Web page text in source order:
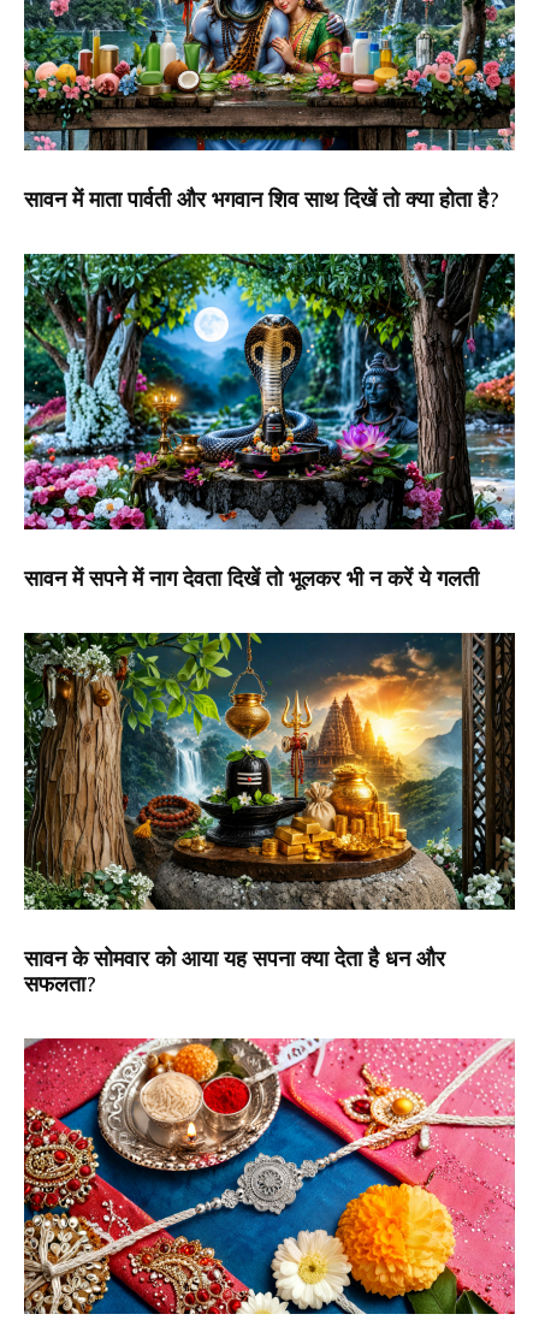
सावन में माता पार्वती और भगवान शिव साथ दिखें तो क्या होता है?
सावन में सपने में नाग देवता दिखें तो भूलकर भी न करें ये गलती
सावन के सोमवार को आया यह सपना क्या देता है धन और
सफलता?